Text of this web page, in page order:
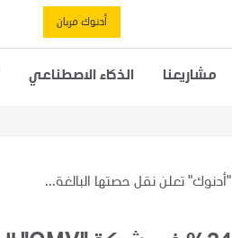
أدنوك مربان
مشاريعنا الذكاء الاصطناعي
"أدنوك" تعلن نقل حصتها البالغة...